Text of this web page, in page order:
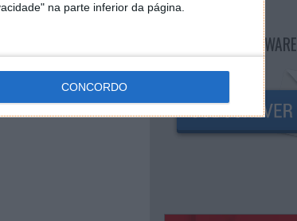
na parte inferior da página.
CONCORDO
NEWSLETTER PPLWARE